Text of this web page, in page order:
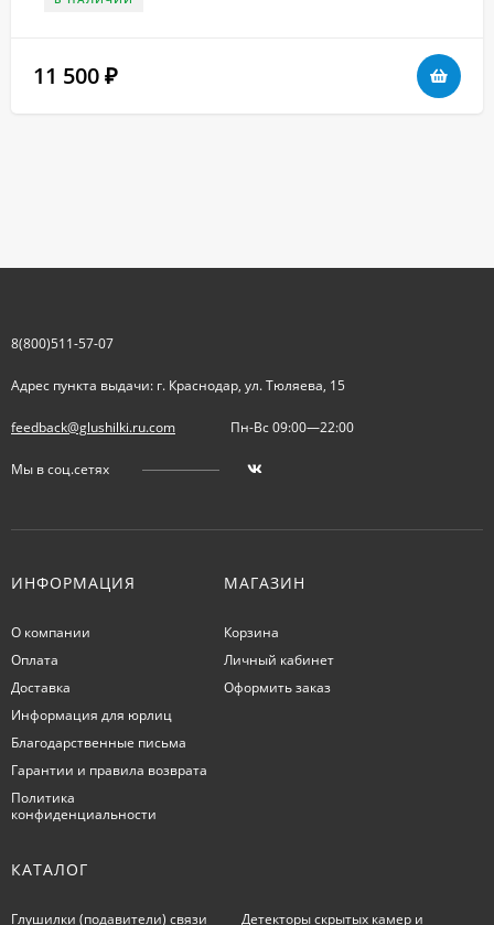
11 500 ₽
8(800)511-57-07
Адрес пункта выдачи: г. Краснодар, ул. Тюляева, 15
feedback@glushilki.ru.com Пн-Вс 09:00—22:00
Мы в соц.сетях
ИНФОРМАЦИЯ
О компании
Оплата
Доставка
Информация для юрлиц
Благодарственные письма
Гарантии и правила возврата
Политика
конфиденциальности
МАГАЗИН
Корзина
Личный кабинет
Оформить заказ
КАТАЛОГ
Глушилки (подавители) связи Детекторы скрытых камер и